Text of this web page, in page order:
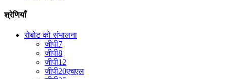
श्रेणियाँ
रोबोट को संभालना
जीपी7
जीपी8
जीपी12
जीपी20एचएल